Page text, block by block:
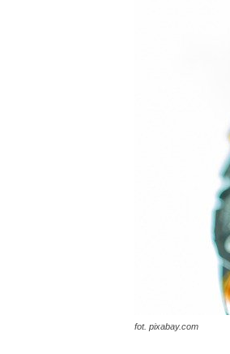
fot. pixabay.com